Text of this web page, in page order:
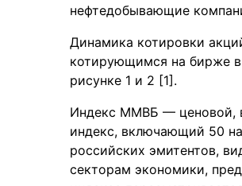
нефтедобывающие
Динамика котировки
котирующимся на бирже в
рисунке 1 и 2 [1].
Индекс ММВБ — ценовой,
индекс, включающий 50
российских эмитентов,
секторам экономики,